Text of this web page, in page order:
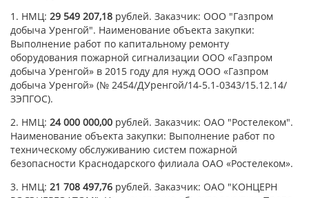
1. НМЦ: 29 549 207,18 рублей. Заказчик: ООО "Газпром
добыча Уренгой". Наименование объекта закупки:
Выполнение работ по капитальному ремонту
оборудования пожарной сигнализации ООО «Газпром
добыча Уренгой» в 2015 году для нужд ООО «Газпром
добыча Уренгой» (№ 2454/ДУренгой/14-5.1-0343/15.12.14/
ЗЭПГОС).
2. НМЦ: 24 000 000,00 рублей. Заказчик: ОАО "Ростелеком".
Наименование объекта закупки: Выполнение работ по
техническому обслуживанию систем пожарной
безопасности Краснодарского филиала ОАО «Ростелеком».
3. НМЦ: 21 708 497,76 рублей. Заказчик: ОАО "КОНЦЕРН